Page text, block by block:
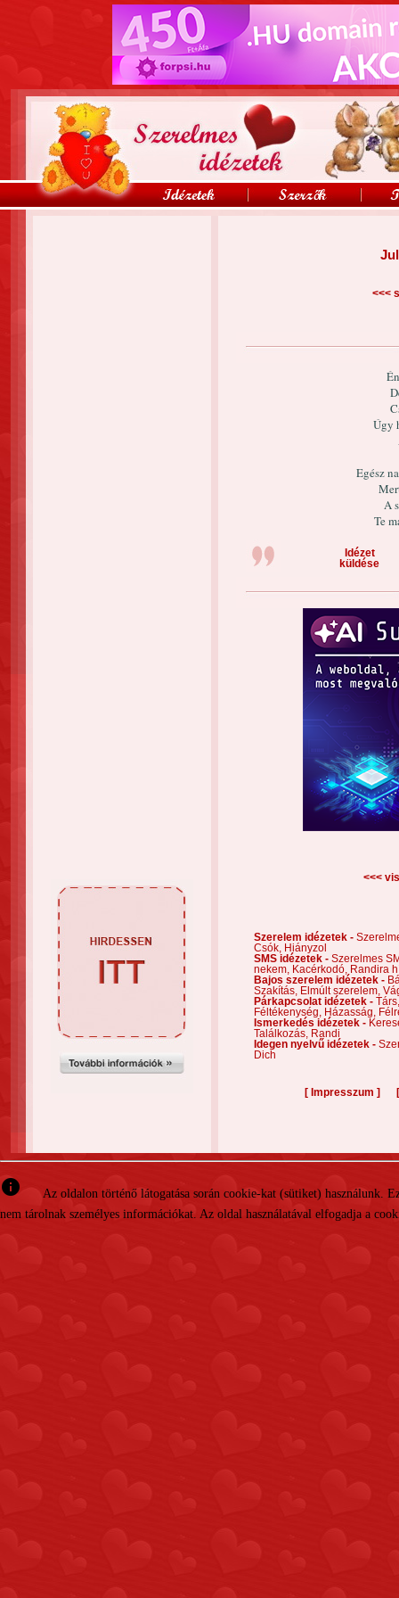
<<<
Úgy
Egész
A
Te
Idézet
küldése
<<<
Szerelem idézetek -
Csók,
Hiányzol
SMS idézetek - Szerelmes
nekem,
Kacérkodó,
Randira
Bajos szerelem idézetek -
Szakítás,
Elmúlt szerelem,
Párkapcsolat idézetek -
Féltékenység,
Házasság,
Ismerkedés idézetek -
Találkozás,
Randi
Idegen nyelvű idézetek -
Dich
[ Impresszum ]
info
Az oldalon történő látogatása során cookie-kat (sütiket)
nem tárolnak személyes információkat. Az oldal használatával elfogadja a